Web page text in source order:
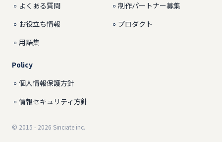
よくある質問
お役立ち情報
用語集
制作パートナー募集
プロダクト
Policy
個人情報保護方針
情報セキュリティ方針
© 2015 - 2026 Sinciate inc.